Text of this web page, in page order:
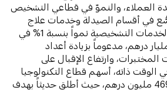
العملاء، والنموّ في قطاعي التشخيص
في أقسام الصيدلة وخدمات علاج
السكري. وسجَّل قطاع الخدمات التشخيصية نمواً بنسبة 1% في
ليصل إلى 1.1 مليار درهم، مدعوماً بزيادة أعداد
وارتفاع الإقبال على
الوقت ذاته، أسهم قطاع التكنولوجيا
في عامه الأول بمبلغ 469 مليون درهم، حيث أطلق حديثاً بهدف